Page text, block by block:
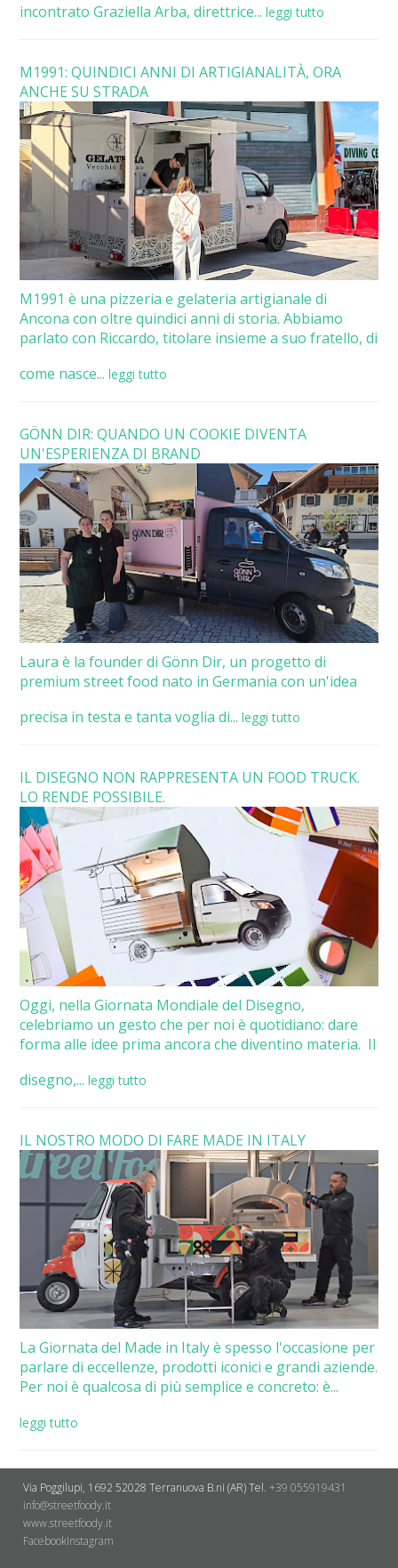
incontrato Graziella Arba, direttrice... leggi tutto
M1991: QUINDICI ANNI DI ARTIGIANALITÀ, ORA
ANCHE SU STRADA
M1991 è una pizzeria e gelateria artigianale di
Ancona con oltre quindici anni di storia. Abbiamo
parlato con Riccardo, titolare insieme a suo fratello, di
come nasce... leggi tutto
GÖNN DIR: QUANDO UN COOKIE DIVENTA
UN'ESPERIENZA DI BRAND
Laura è la founder di Gönn Dir, un progetto di
premium street food nato in Germania con un'idea
precisa in testa e tanta voglia di... leggi tutto
IL DISEGNO NON RAPPRESENTA UN FOOD TRUCK.
LO RENDE POSSIBILE.
Oggi, nella Giornata Mondiale del Disegno,
celebriamo un gesto che per noi è quotidiano: dare
forma alle idee prima ancora che diventino materia. Il
disegno,... leggi tutto
IL NOSTRO MODO DI FARE MADE IN ITALY
La Giornata del Made in Italy è spesso l'occasione per
parlare di eccellenze, prodotti iconici e grandi aziende.
Per noi è qualcosa di più semplice e concreto: è...
leggi tutto
Via Poggilupi, 1692 52028 Terranuova B.ni (AR)Tel. +39 055919431
info@streetfoody.it
www.streetfoody.it
Facebook​Instagram